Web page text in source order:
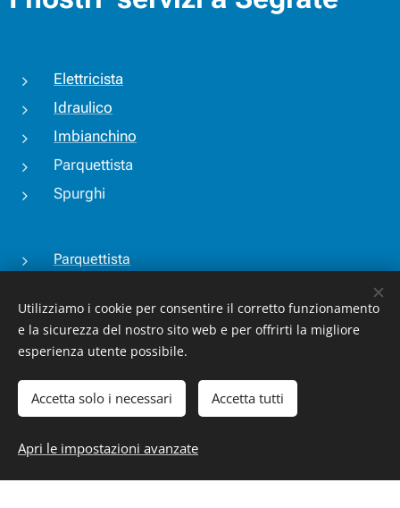
Elettricista
Idraulico
Imbianchino
Parquettista
Spurghi
Parquettista
Tende da sole
Veneziane
Creato conWebnode
Utilizziamo i cookie per consentire il corretto funzionamento
e la sicurezza del nostro sito web e per offrirti la migliore
esperienza utente possibile.
Accetta solo i necessari Accetta tutti
Apri le impostazioni avanzate